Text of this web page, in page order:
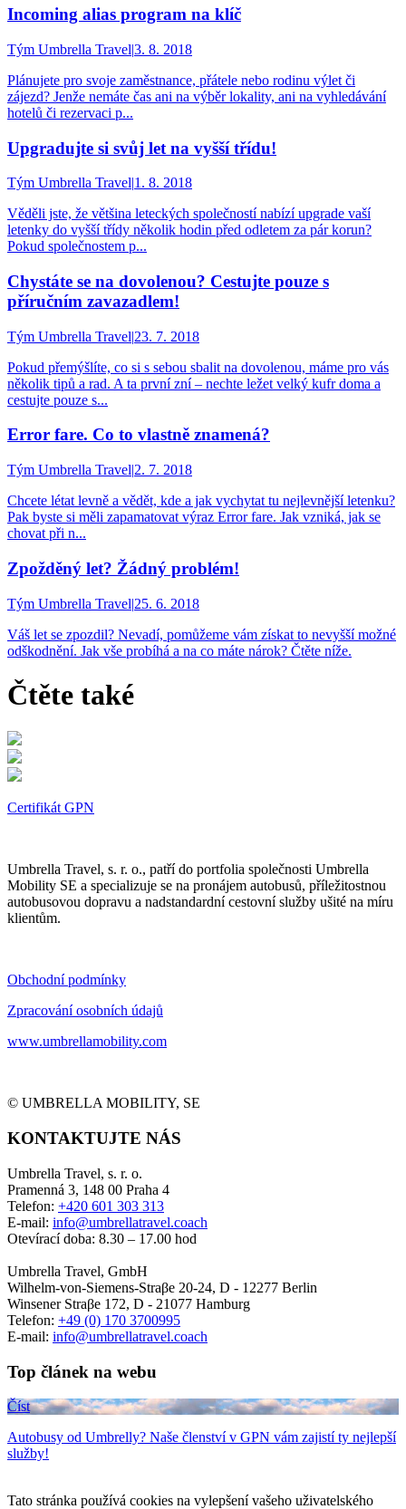
Incoming alias program na klíč
Tým Umbrella Travel|3. 8. 2018
Plánujete pro svoje zaměstnance, přátele nebo rodinu výlet či
zájezd? Jenže nemáte čas ani na výběr lokality, ani na vyhledávání
hotelů či rezervaci p...
Upgradujte si svůj let na vyšší třídu!
Tým Umbrella Travel|1. 8. 2018
Věděli jste, že většina leteckých společností nabízí upgrade vaší
letenky do vyšší třídy několik hodin před odletem za pár korun?
Pokud společnostem p...
Chystáte se na dovolenou? Cestujte pouze s
příručním zavazadlem!
Tým Umbrella Travel|23. 7. 2018
Pokud přemýšlíte, co si s sebou sbalit na dovolenou, máme pro vás
několik tipů a rad. A ta první zní – nechte ležet velký kufr doma a
cestujte pouze s...
Error fare. Co to vlastně znamená?
Tým Umbrella Travel|2. 7. 2018
Chcete létat levně a vědět, kde a jak vychytat tu nejlevnější letenku?
Pak byste si měli zapamatovat výraz Error fare. Jak vzniká, jak se
chovat při n...
Zpožděný let? Žádný problém!
Tým Umbrella Travel|25. 6. 2018
Váš let se zpozdil? Nevadí, pomůžeme vám získat to nevyšší možné
odškodnění. Jak vše probíhá a na co máte nárok? Čtěte níže.
Čtěte také
Certifikát GPN
Umbrella Travel, s. r. o., patří do portfolia společnosti Umbrella
Mobility SE a specializuje se na pronájem autobusů, příležitostnou
autobusovou dopravu a nadstandardní cestovní služby ušité na míru
klientům.
Obchodní podmínky
Zpracování osobních údajů
www.umbrellamobility.com
© UMBRELLA MOBILITY, SE
KONTAKTUJTE NÁS
Umbrella Travel, s. r. o.
Pramenná 3, 148 00 Praha 4
Telefon: +420 601 303 313
E-mail: info@umbrellatravel.coach
Otevírací doba: 8.30 – 17.00 hod
Umbrella Travel, GmbH
Wilhelm-von-Siemens-Straβe 20-24, D - 12277 Berlin
Winsener Straβe 172, D - 21077 Hamburg
Telefon: +49 (0) 170 3700995
E-mail: info@umbrellatravel.coach
Top článek na webu
Číst
Autobusy od Umbrelly? Naše členství v GPN vám zajistí ty nejlepší
služby!
Tato stránka používá cookies na vylepšení vašeho uživatelského